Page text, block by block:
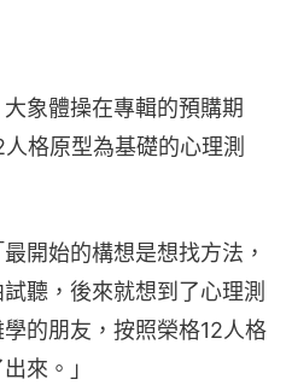
象體操在專輯的預購期
格原型為基礎的心理測
開始的構想是想找方法，
聽，後來就想到了心理測
的朋友，按照榮格12人格
來。」